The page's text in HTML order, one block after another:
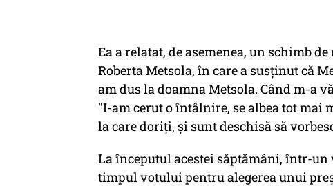
Ea a relatat, de asemenea, un schimb
Roberta Metsola, în care a susținut că
am dus la doamna Metsola. Când m-a
"I-am cerut o întâlnire, se albea tot mai
la care doriți, și sunt deschisă să
La începutul acestei săptămâni, într-
timpul votului pentru alegerea unui